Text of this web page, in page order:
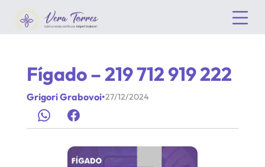
Fígado – 219 712 919 222
Grigori Grabovoi•27/12/2024